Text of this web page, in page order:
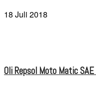
18 Juli 2018
Oli Repsol Moto Matic